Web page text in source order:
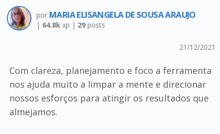
por MARIA ELISANGELA DE SOUSA ARAUJO
| 64.8kxp | 29posts
21/12/2021
Com clareza, planejamento e foco a ferramenta
nos ajuda muito a limpar a mente e direcionar
nossos esforços para atingir os resultados que
almejamos.